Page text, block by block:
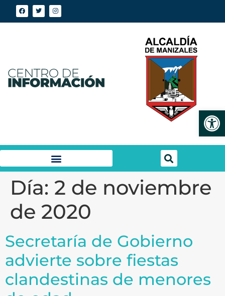
Día: 2 de noviembre
de 2020
Secretaría de Gobierno
advierte sobre fiestas
clandestinas de menores